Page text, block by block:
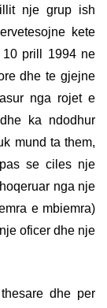
nje grup ish
kete
10 prill 1994 ne
dhe te gjejne
nga rojet e
ka ndodhur
mund ta them,
se ciles nje
nga nje
e mbiemra)
oficer dhe nje
dhe per